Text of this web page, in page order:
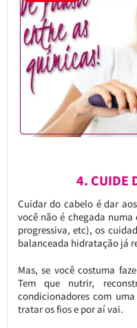
4. CUIDE
Cuidar do cabelo é dar
você não é chegada
progressiva, etc), os
balanceada hidratação já
Mas, se você costuma
Tem que nutrir,
condicionadores com
tratar os fios e por aí vai.